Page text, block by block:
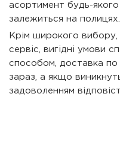
асортимент будь-якого
залежиться на полицях.
Крім широкого
сервіс, вигідні умови
способом, доставка по
зараз, а якщо
задоволенням